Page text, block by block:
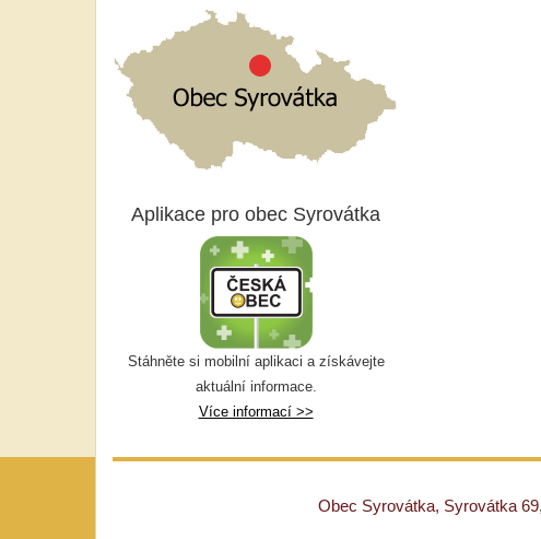
Aplikace pro obec Syrovátka
Stáhněte si mobilní aplikaci a získávejte
aktuální informace.
Více informací >>
Obec Syrovátka, Syrovátka